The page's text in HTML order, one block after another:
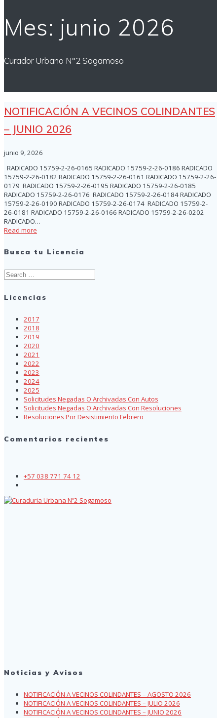
Mes: junio 2026
Curador Urbano N°2 Sogamoso
NOTIFICACIÓN A VECINOS COLINDANTES
– JUNIO 2026
junio 9, 2026
RADICADO 15759-2-26-0165 RADICADO 15759-2-26-0186 RADICADO
15759-2-26-0182 RADICADO 15759-2-26-0161 RADICADO 15759-2-26-
0179 RADICADO 15759-2-26-0195 RADICADO 15759-2-26-0185
RADICADO 15759-2-26-0176 RADICADO 15759-2-26-0184 RADICADO
15759-2-26-0190 RADICADO 15759-2-26-0174 RADICADO 15759-2-
26-0181 RADICADO 15759-2-26-0166 RADICADO 15759-2-26-0202
RADICADO…
Read more
Busca tu Licencia
Search
for:
Licencias
2017
2018
2019
2020
2021
2022
2023
2024
2025
Solicitudes Negadas O Archivadas Con Autos
Solicitudes Negadas O Archivadas Con Resoluciones
Resoluciones Por Desistimiento Febrero
Comentarios recientes
+57 038 771 74 12
Noticias y Avisos
NOTIFICACIÓN A VECINOS COLINDANTES – AGOSTO 2026
NOTIFICACIÓN A VECINOS COLINDANTES – JULIO 2026
NOTIFICACIÓN A VECINOS COLINDANTES – JUNIO 2026